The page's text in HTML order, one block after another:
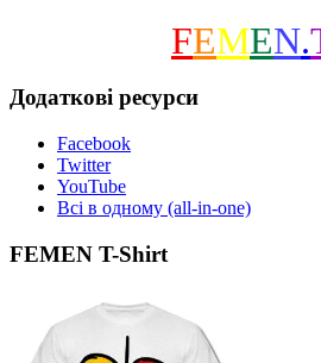
FEMEN.
Додаткові ресурси
Facebook
Twitter
YouTube
Всі в одному (all-in-one)
FEMEN T-Shirt